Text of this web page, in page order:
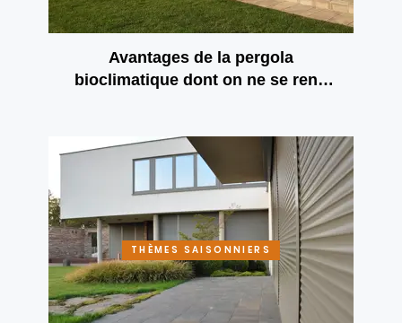
Avantages de la pergola
bioclimatique dont on ne se rend
THÈMES SAISONNIERS